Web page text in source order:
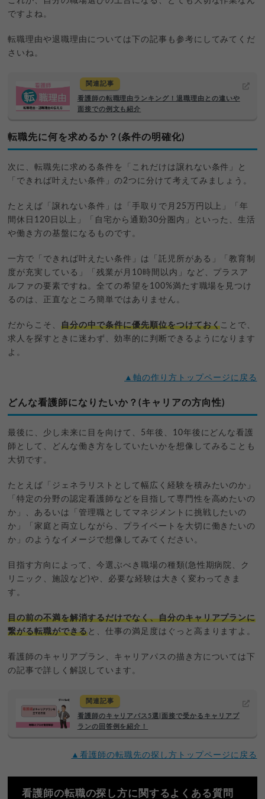
ですよね。
転職理由や退職理由については下の記事も参考にしてみてくだ
さいね。
関連記事
看護師の転職理由ランキング！退職理由との違いや
面接での例文も紹介
転職先に何を求めるか？(条件の明確化)
次に、転職先に求める条件を「これだけは譲れない条件」と
「できれば叶えたい条件」の2つに分けて考えてみましょう。
たとえば「譲れない条件」は「手取りで月25万円以上」「年
間休日120日以上」「自宅から通勤30分圏内」といった、生活
や働き方の基盤になるものです。
一方で「できれば叶えたい条件」は「託児所がある」「教育制
度が充実している」「残業が月10時間以内」など、プラスア
ルファの要素ですね。全ての希望を100%満たす職場を見つけ
るのは、正直なところ簡単ではありません。
だからこそ、自分の中で条件に優先順位をつけておくことで、
求人を探すときに迷わず、効率的に判断できるようになります
よ。
▲軸の作り方トップページに戻る
どんな看護師になりたいか？(キャリアの方向性)
最後に、少し未来に目を向けて、5年後、10年後にどんな看護
師として、どんな働き方をしていたいかを想像してみることも
大切です。
たとえば「ジェネラリストとして幅広く経験を積みたいのか」
「特定の分野の認定看護師などを目指して専門性を高めたいの
か」、あるいは「管理職としてマネジメントに挑戦したいの
か」「家庭と両立しながら、プライベートを大切に働きたいの
か」のようなイメージで想像してみてください。
目指す方向によって、今選ぶべき職場の種類(急性期病院、ク
リニック、施設など)や、必要な経験は大きく変わってきま
す。
目の前の不満を解消するだけでなく、自分のキャリアプランに
繋がる転職ができると、仕事の満足度はぐっと高まりますよ。
看護師のキャリアプラン、キャリアパスの描き方については下
の記事で詳しく解説しています。
関連記事
看護師のキャリアパス5選|面接で受かるキャリアプ
ランの回答例を紹介！
▲看護師の転職先の探し方トップページに戻る
看護師の転職の探し方に関するよくある質問